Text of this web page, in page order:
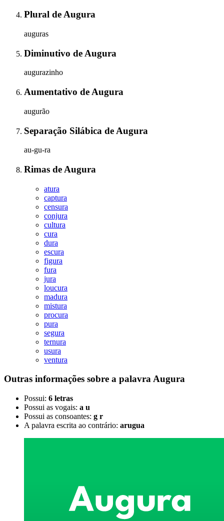
Plural de Augura
auguras
Diminutivo de Augura
augurazinho
Aumentativo de Augura
augurão
Separação Silábica de Augura
au-gu-ra
Rimas de Augura
atura
captura
censura
conjura
cultura
cura
dura
escura
figura
fura
jura
loucura
madura
mistura
procura
pura
segura
ternura
usura
ventura
Outras informações sobre a palavraAugura
Possui: 6 letras
Possui as vogais: a u
Possui as consoantes: g r
A palavra escrita ao contrário: arugua